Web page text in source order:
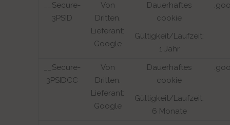
__Secure-
3PSID
Von
Dritten.
Lieferant:
Google
Dauerhaftes
cookie
Gültigkeit/Laufzeit:
1 Jahr
__Secure-
3PSIDCC
Von
Dritten.
Lieferant:
Google
Dauerhaftes
cookie
Gültigkeit/Laufzeit:
6 Monate